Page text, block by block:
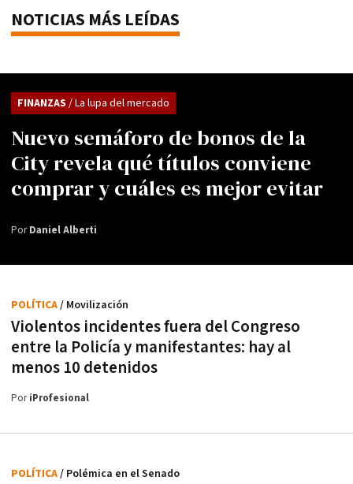
NOTICIAS MÁS LEÍDAS
Nuevo semáforo de bonos de la
City revela qué títulos conviene
comprar y cuáles es mejor evitar
FINANZAS / La lupa del mercado
PorDaniel Alberti
Violentos incidentes fuera del Congreso
entre la Policía y manifestantes: hay al
menos 10 detenidos
POLÍTICA/ Movilización
PoriProfesional
POLÍTICA/ Polémica en el Senado